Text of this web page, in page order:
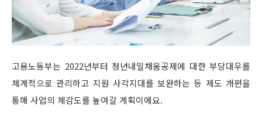
고용노동부는 2022년부터 청년내일채움공제에 대한 부당대우를
체계적으로 관리하고 지원 사각지대를 보완하는 등 제도 개편을
통해 사업의 체감도를 높여갈 계획이에요.